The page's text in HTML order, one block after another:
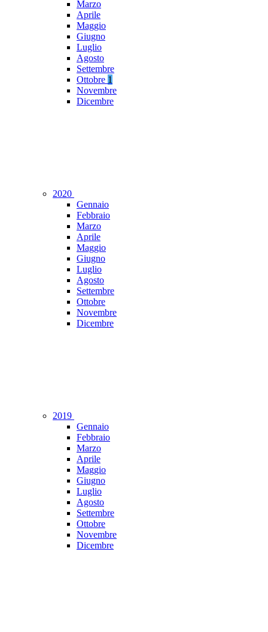
Marzo
Aprile
Maggio
Giugno
Luglio
Agosto
Settembre
Ottobre 1
Novembre
Dicembre
2020
Gennaio
Febbraio
Marzo
Aprile
Maggio
Giugno
Luglio
Agosto
Settembre
Ottobre
Novembre
Dicembre
2019
Gennaio
Febbraio
Marzo
Aprile
Maggio
Giugno
Luglio
Agosto
Settembre
Ottobre
Novembre
Dicembre